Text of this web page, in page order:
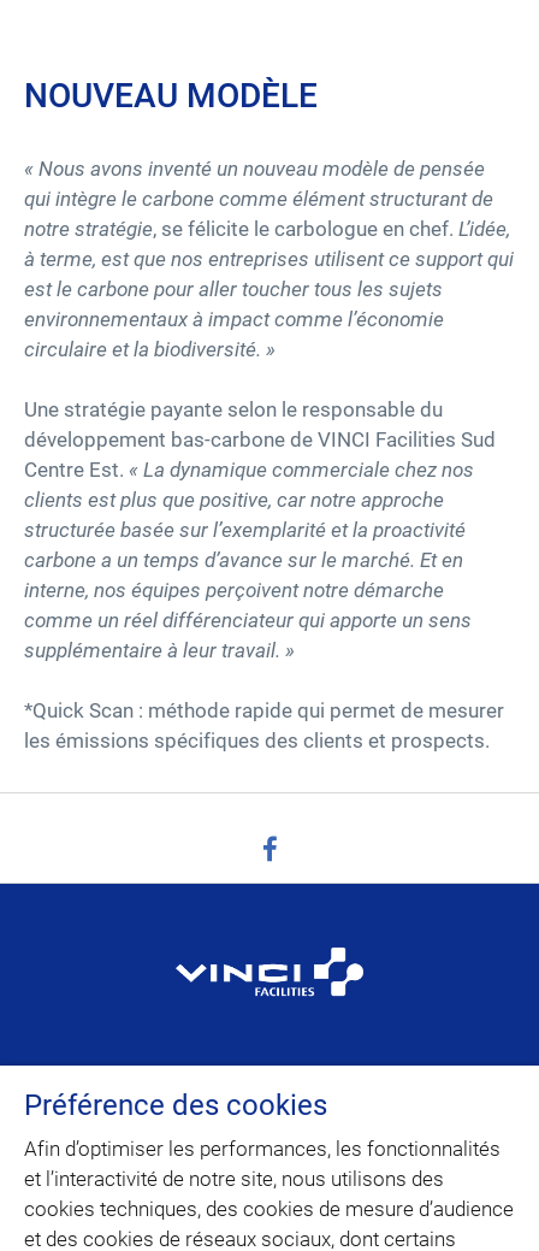
NOUVEAU MODÈLE
« Nous avons inventé un nouveau modèle de pensée
qui intègre le carbone comme élément structurant de
notre stratégie, se félicite le carbologue en chef. L’idée,
à terme, est que nos entreprises utilisent ce support qui
est le carbone pour aller toucher tous les sujets
environnementaux à impact comme l’économie
circulaire et la biodiversité. »
Une stratégie payante selon le responsable du
développement bas-carbone de VINCI Facilities Sud
Centre Est. « La dynamique commerciale chez nos
clients est plus que positive, car notre approche
structurée basée sur l’exemplarité et la proactivité
carbone a un temps d’avance sur le marché. Et en
interne, nos équipes perçoivent notre démarche
comme un réel différenciateur qui apporte un sens
supplémentaire à leur travail. »
*Quick Scan : méthode rapide qui permet de mesurer
les émissions spécifiques des clients et prospects.
facebook
VINCI Facilities est la marque dédiée au
facility management et à la maintenance
multitechnique du domaine d’activité
Building Solutions de VINCI Energies.
Préférence des cookies
Afin d’optimiser les performances, les fonctionnalités
et l’interactivité de notre site, nous utilisons des
cookies techniques, des cookies de mesure d’audience
et des cookies de réseaux sociaux, dont certains